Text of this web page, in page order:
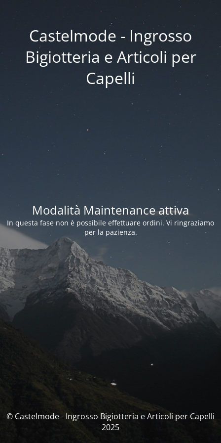
Castelmode - Ingrosso
Bigiotteria e Articoli per
Capelli
Modalità Maintenance attiva
In questa fase non è possibile effettuare ordini. Vi ringraziamo
per la pazienza.
© Castelmode - Ingrosso Bigiotteria e Articoli per Capelli
2025